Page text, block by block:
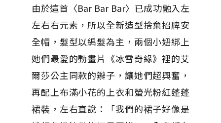
由於這首〈Bar Bar Bar〉已成功融入左
左右右元素，所以全新造型捨棄招牌安
全帽，髮型以編髮為主，兩個小妞綁上
她們最愛的動畫片《冰雪奇緣》裡的艾
爾莎公主同款的辮子，讓她們超興奮，
再配上布滿小花的上衣和螢光粉紅蓬蓬
裙裝，左右直說：「我們的裙子好像是